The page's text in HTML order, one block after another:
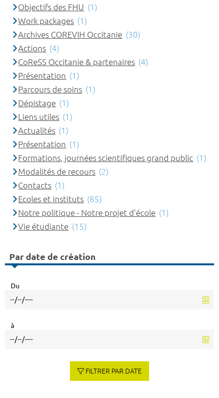
Objectifs des FHU (1)
Work packages (1)
Archives COREVIH Occitanie (30)
Actions (4)
CoReSS Occitanie & partenaires (4)
Présentation (1)
Parcours de soins (1)
Dépistage (1)
Liens utiles (1)
Actualités (1)
Présentation (1)
Formations, journées scientifiques grand public (1)
Modalités de recours (2)
Contacts (1)
Ecoles et instituts (85)
Notre politique - Notre projet d'école (1)
Vie étudiante (15)
Par date de création
Du
à
FILTRER PAR DATE